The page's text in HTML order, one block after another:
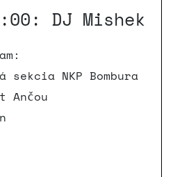
DJ Mishek
sekcia NKP Bombura
Ančou